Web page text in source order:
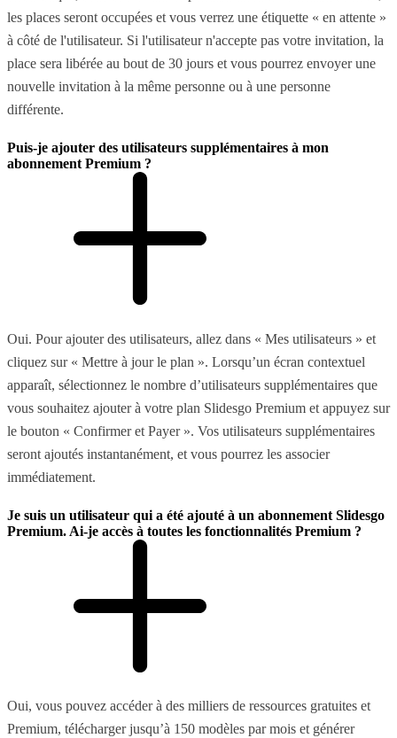
les places seront occupées et vous verrez une étiquette « en attente »
à côté de l'utilisateur. Si l'utilisateur n'accepte pas votre invitation, la
place sera libérée au bout de 30 jours et vous pourrez envoyer une
nouvelle invitation à la même personne ou à une personne
différente.
Puis-je ajouter des utilisateurs supplémentaires à mon
abonnement Premium ?
Oui. Pour ajouter des utilisateurs, allez dans « Mes utilisateurs » et
cliquez sur « Mettre à jour le plan ». Lorsqu’un écran contextuel
apparaît, sélectionnez le nombre d’utilisateurs supplémentaires que
vous souhaitez ajouter à votre plan Slidesgo Premium et appuyez sur
le bouton « Confirmer et Payer ». Vos utilisateurs supplémentaires
seront ajoutés instantanément, et vous pourrez les associer
immédiatement.
Je suis un utilisateur qui a été ajouté à un abonnement Slidesgo
Premium. Ai-je accès à toutes les fonctionnalités Premium ?
Oui, vous pouvez accéder à des milliers de ressources gratuites et
Premium, télécharger jusqu’à 150 modèles par mois et générer